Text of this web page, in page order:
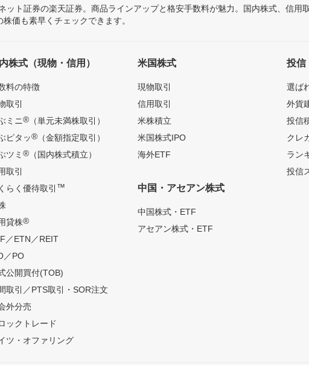
ト証券の楽天証券。商品ラインアップと格安手数料が魅力。国内株式、信用
価も素早くチェックできます。
株式（現物・信用）
料の特徴
取引
ミニ®（単元未満株取引）
ピタッ®（金額指定取引）
ツミ ®（国内株式積立）
取引
らく優待取引 ™
貸株®
／ETN／REIT
／PO
公開買付(TOB)
取引／PTS取引・SOR注文
外分売
ックトレード
ツ・オファリング
米国株式
現物取引
信用取引
米株積立
米国株式IPO
海外ETF
中国・アセアン株式
中国株式・ETF
アセアン株式・ETF
投信
選ば
外貨
投信
クレ
ラン
投信